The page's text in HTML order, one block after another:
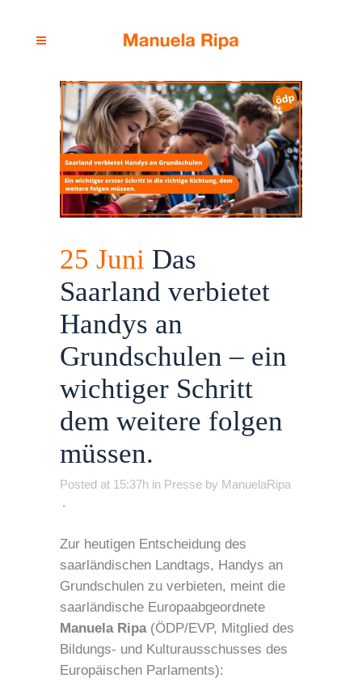
25 Juni Das
Saarland verbietet
Handys an
Grundschulen – ein
wichtiger Schritt
dem weitere folgen
müssen.
Posted at 15:37h in Presse by ManuelaRipa
Zur heutigen Entscheidung des
saarländischen Landtags, Handys an
Grundschulen zu verbieten, meint die
saarländische Europaabgeordnete
Manuela Ripa(ÖDP/EVP, Mitglied des
Bildungs- und Kulturausschusses des
Europäischen Parlaments):